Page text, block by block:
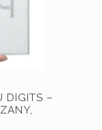
DIGITS –